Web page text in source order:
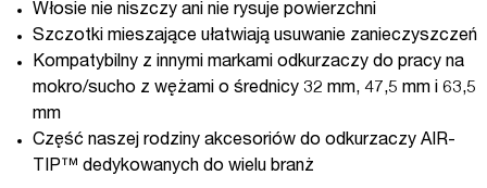
Włosie nie niszczy ani nie rysuje powierzchni
Szczotki mieszające ułatwiają usuwanie zanieczyszczeń
Kompatybilny z innymi markami odkurzaczy do pracy na
mokro/sucho z wężami o średnicy 32 mm, 47,5 mm i 63,5
mm
Część naszej rodziny akcesoriów do odkurzaczy AIR-
TIP™ dedykowanych do wielu branż